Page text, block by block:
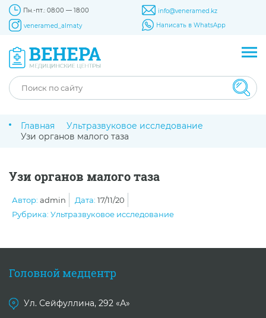
Пн.-пт.: 08:00 — 18:00
info@veneramed.kz
veneramed_almaty
Написать в WhatsApp
Главная
Ультразвуковое исследование
Узи органов малого таза
Узи органов малого таза
Автор: admin Дата: 17/11/20
Рубрика: Ультразвуковое исследование
Головной медцентр
Ул. Сейфуллина, 292 «А»